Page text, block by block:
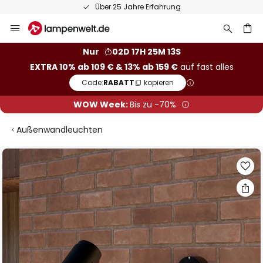
Über 25 Jahre Erfahrung
Inhalt
Nur
02D 17H 25M 12S
EXTRA 10% ab 109 € & 13% ab 159 €auf fast alles
Code:RABATT kopieren
WOW Week:Bis zu -70%
Außenwandleuchten
Zum
Ende
der
Bildgalerie
springen